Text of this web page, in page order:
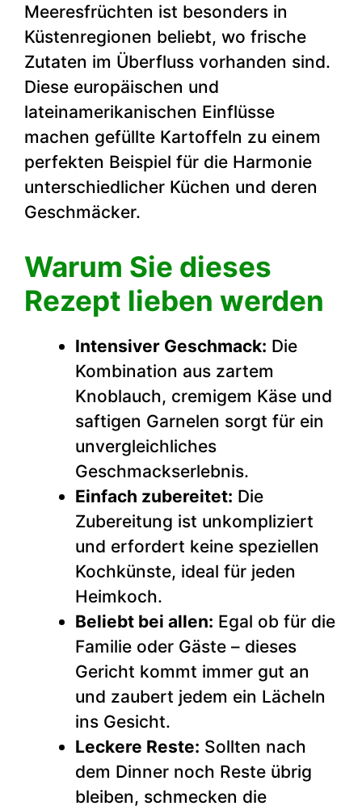
Meeresfrüchten ist besonders in
Küstenregionen beliebt, wo frische
Zutaten im Überfluss vorhanden sind.
Diese europäischen und
lateinamerikanischen Einflüsse
machen gefüllte Kartoffeln zu einem
perfekten Beispiel für die Harmonie
unterschiedlicher Küchen und deren
Geschmäcker.
Warum Sie dieses
Rezept lieben werden
Intensiver Geschmack: Die
Kombination aus zartem
Knoblauch, cremigem Käse und
saftigen Garnelen sorgt für ein
unvergleichliches
Geschmackserlebnis.
Einfach zubereitet: Die
Zubereitung ist unkompliziert
und erfordert keine speziellen
Kochkünste, ideal für jeden
Heimkoch.
Beliebt bei allen: Egal ob für die
Familie oder Gäste – dieses
Gericht kommt immer gut an
und zaubert jedem ein Lächeln
ins Gesicht.
Leckere Reste: Sollten nach
dem Dinner noch Reste übrig
bleiben, schmecken die